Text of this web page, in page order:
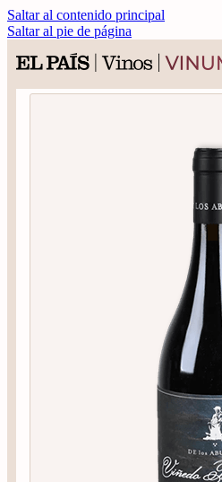
Saltar al contenido principal
Saltar al pie de página